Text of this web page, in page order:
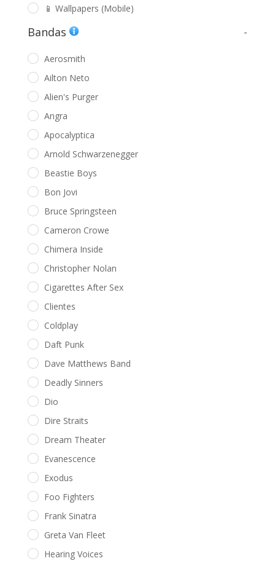
📱 Wallpapers (Mobile)
Bandas -
Aerosmith
Ailton Neto
Alien's Purger
Angra
Apocalyptica
Arnold Schwarzenegger
Beastie Boys
Bon Jovi
Bruce Springsteen
Cameron Crowe
Chimera Inside
Christopher Nolan
Cigarettes After Sex
Clientes
Coldplay
Daft Punk
Dave Matthews Band
Deadly Sinners
Dio
Dire Straits
Dream Theater
Evanescence
Exodus
Foo Fighters
Frank Sinatra
Greta Van Fleet
Hearing Voices